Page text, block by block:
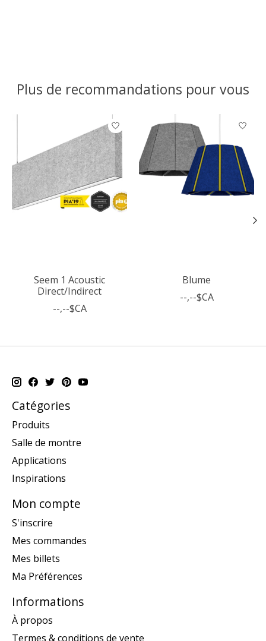
Plus de recommandations pour vous
Articles du carrousel de produits
Seem 1 Acoustic
Direct/Indirect
--,--$CA
Blume
--,--$CA
Catégories
Produits
Salle de montre
Applications
Inspirations
Mon compte
S'inscrire
Mes commandes
Mes billets
Ma Préférences
Informations
À propos
Termes & conditions de vente